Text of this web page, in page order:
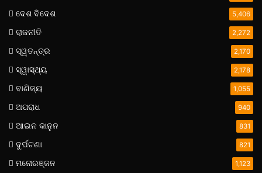
ଦେଶ ବିଦେଶ 5,406
ରାଜନୀତି 2,272
ସ୍ୱତନ୍ତ୍ର 2,170
ସ୍ୱାସ୍ଥ୍ୟ 2,178
ବାଣିଜ୍ୟ 1,055
ଅପରାଧ 940
ଆଇନ କାନୁନ 831
ଦୁର୍ଘଟଣା 821
ମନୋରଞ୍ଜନ 1,123